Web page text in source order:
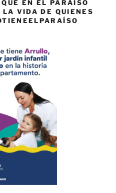
EN EL PARAÍSO
LA VIDA DE QUIENES